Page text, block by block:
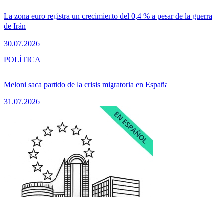
La zona euro registra un crecimiento del 0,4 % a pesar de la guerra
de Irán
30.07.2026
Meloni saca partido de la crisis migratoria en España
31.07.2026
POLÍTICA